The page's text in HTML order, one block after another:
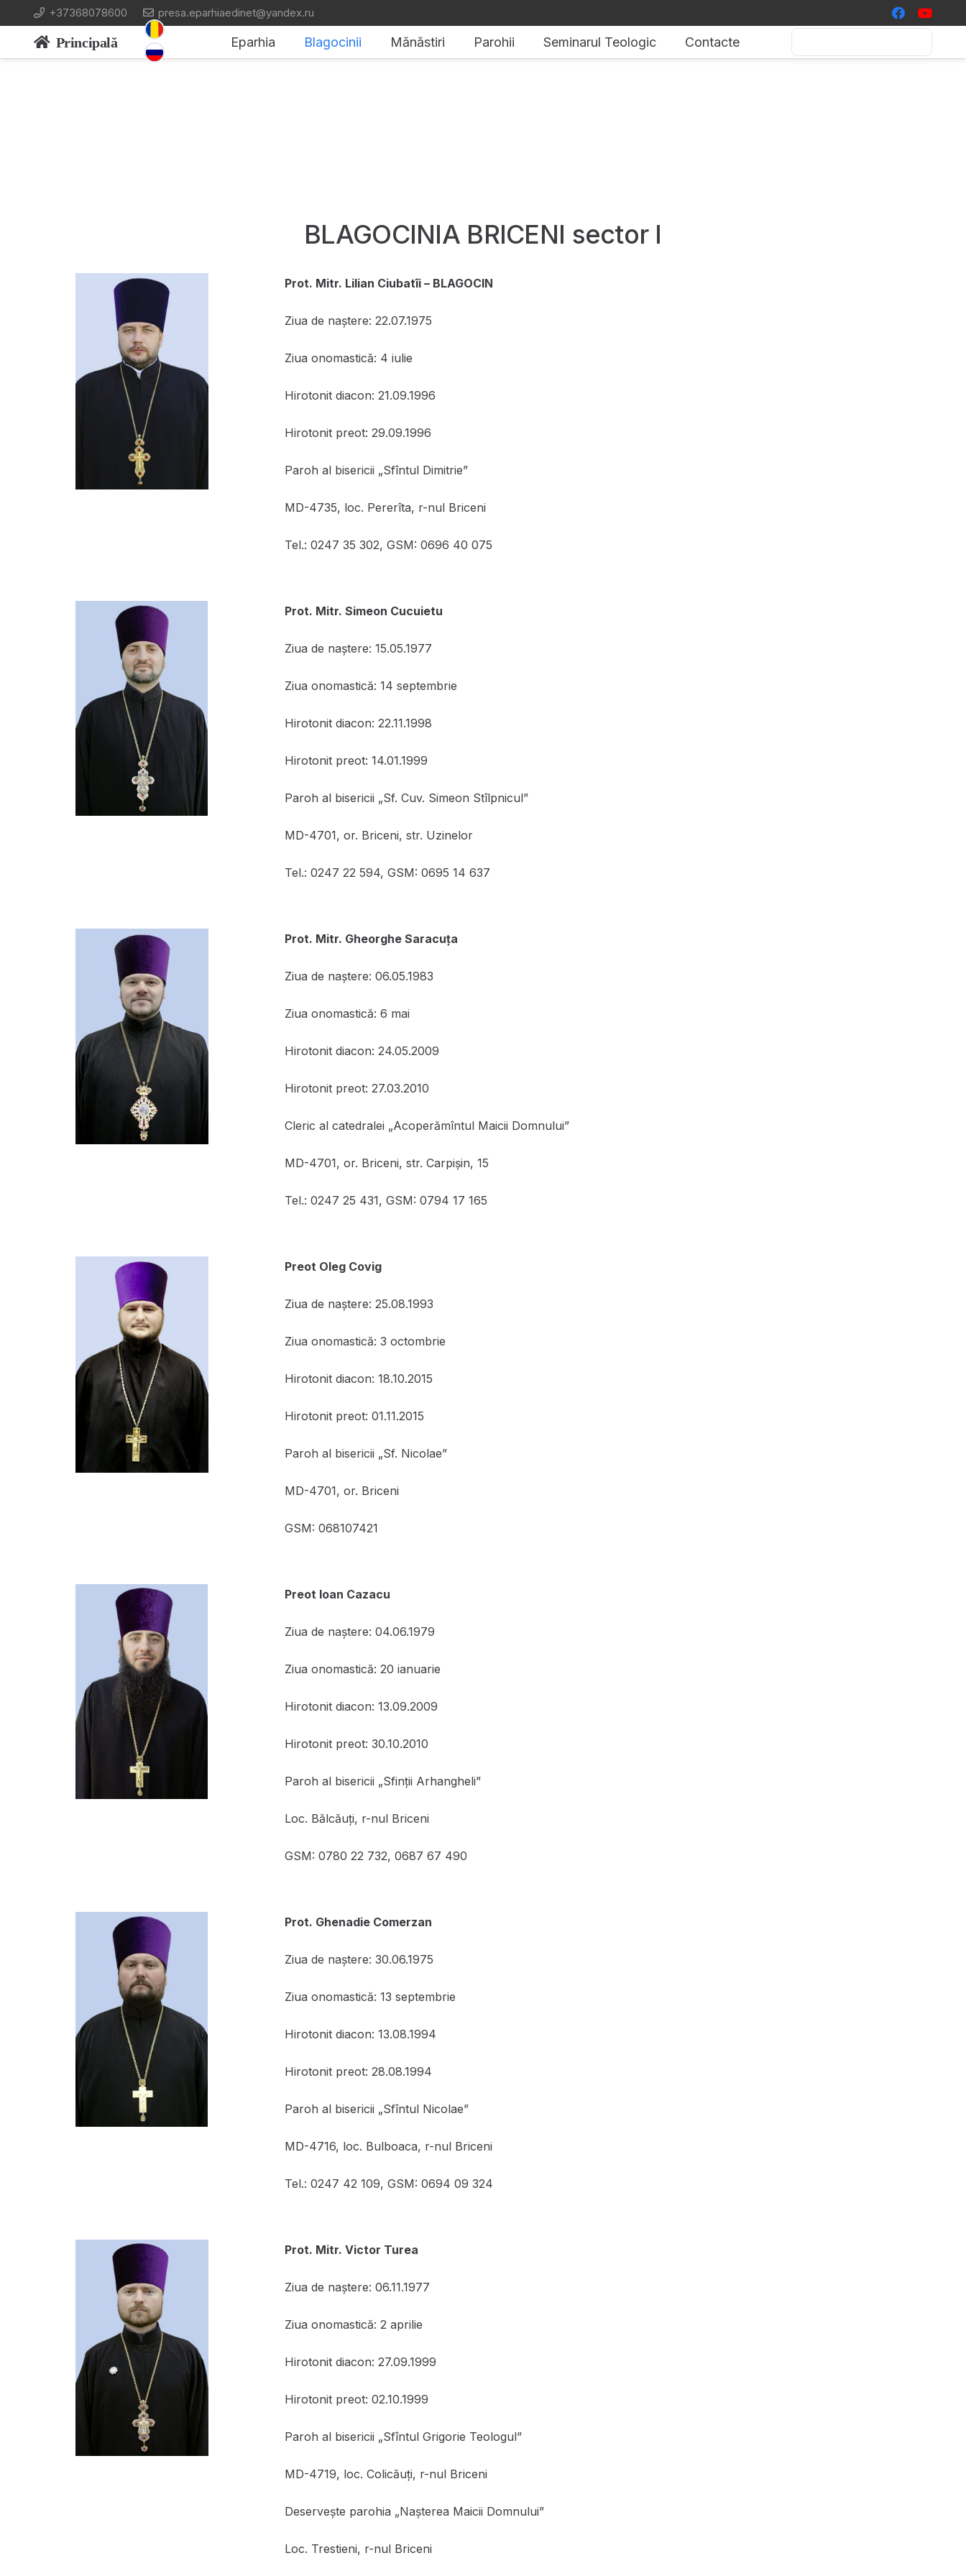
+37368078600 presa.eparhiaedinet@yandex.ru
Principală Eparhia Blagocinii Mănăstiri Parohii Seminarul Teologic Contacte
BLAGOCINIA BRICENI sector I
Prot. Mitr. Lilian Ciubatîi – BLAGOCIN
Ziua de naștere: 22.07.1975
Ziua onomastică: 4 iulie
Hirotonit diacon: 21.09.1996
Hirotonit preot: 29.09.1996
Paroh al bisericii „Sfîntul Dimitrie”
MD-4735, loc. Pererîta, r-nul Briceni
Tel.: 0247 35 302, GSM: 0696 40 075
Prot. Mitr. Simeon Cucuietu
Ziua de naștere: 15.05.1977
Ziua onomastică: 14 septembrie
Hirotonit diacon: 22.11.1998
Hirotonit preot: 14.01.1999
Paroh al bisericii „Sf. Cuv. Simeon Stîlpnicul”
MD-4701, or. Briceni, str. Uzinelor
Tel.: 0247 22 594, GSM: 0695 14 637
Prot. Mitr. Gheorghe Saracuţa
Ziua de naștere: 06.05.1983
Ziua onomastică: 6 mai
Hirotonit diacon: 24.05.2009
Hirotonit preot: 27.03.2010
Cleric al catedralei „Acoperămîntul Maicii Domnului”
MD-4701, or. Briceni, str. Carpişin, 15
Tel.: 0247 25 431, GSM: 0794 17 165
Preot Oleg Covig
Ziua de naștere: 25.08.1993
Ziua onomastică: 3 octombrie
Hirotonit diacon: 18.10.2015
Hirotonit preot: 01.11.2015
Paroh al bisericii „Sf. Nicolae”
MD-4701, or. Briceni
GSM: 068107421
Preot Ioan Cazacu
Ziua de naștere: 04.06.1979
Ziua onomastică: 20 ianuarie
Hirotonit diacon: 13.09.2009
Hirotonit preot: 30.10.2010
Paroh al bisericii „Sfinţii Arhangheli”
Loc. Bălcăuţi, r-nul Briceni
GSM: 0780 22 732, 0687 67 490
Prot. Ghenadie Comerzan
Ziua de naștere: 30.06.1975
Ziua onomastică: 13 septembrie
Hirotonit diacon: 13.08.1994
Hirotonit preot: 28.08.1994
Paroh al bisericii „Sfîntul Nicolae”
MD-4716, loc. Bulboaca, r-nul Briceni
Tel.: 0247 42 109, GSM: 0694 09 324
Prot. Mitr. Victor Turea
Ziua de naștere: 06.11.1977
Ziua onomastică: 2 aprilie
Hirotonit diacon: 27.09.1999
Hirotonit preot: 02.10.1999
Paroh al bisericii „Sfîntul Grigorie Teologul”
MD-4719, loc. Colicăuţi, r-nul Briceni
Deserveşte parohia „Naşterea Maicii Domnului”
Loc. Trestieni, r-nul Briceni